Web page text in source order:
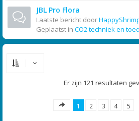
JBL Pro Flora
Laatste bericht door
Geplaatst in CO2 techniek en
Er zijn 121 resultaten
1 2 3 4 5